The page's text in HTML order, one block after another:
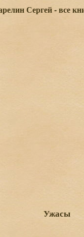
Сергей - все
Ужасы